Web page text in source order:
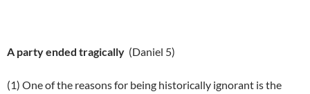
A party ended tragically (Daniel 5)
(1) One of the reasons for being historically ignorant is the